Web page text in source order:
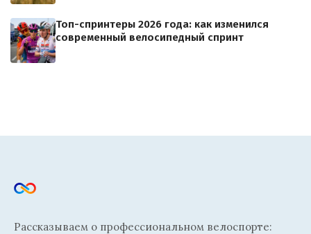
Топ-спринтеры 2026 года: как изменился
современный велосипедный спринт
Рассказываем о профессиональном велоспорте: